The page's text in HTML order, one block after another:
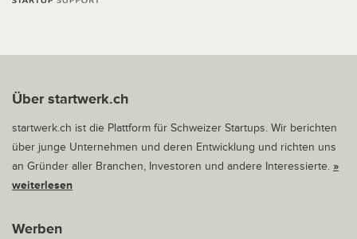
Über startwerk.ch
startwerk.ch ist die Plattform für Schweizer Startups. Wir berichten
über junge Unternehmen und deren Entwicklung und richten uns
an Gründer aller Branchen, Investoren und andere Interessierte. »
weiterlesen
Werben